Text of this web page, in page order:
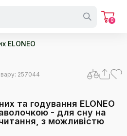
0
ELONEO
257044
та годування ELONEO
- для сну на
з можливістю